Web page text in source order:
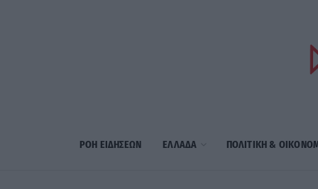
ΡΟΗ ΕΙΔΗΣΕΩΝ ΕΛΛΑΔΑ ΠΟΛΙΤΙΚΗ &